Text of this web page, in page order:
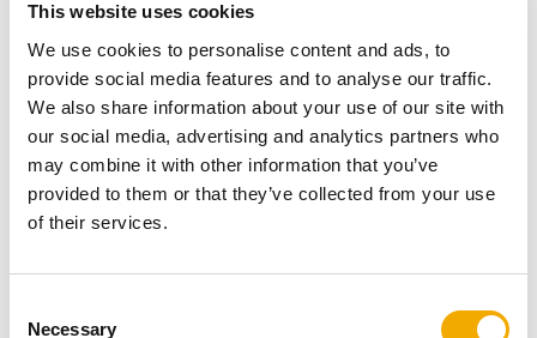
This website uses cookies
We use cookies to personalise content and ads, to
provide social media features and to analyse our traffic.
We also share information about your use of our site with
our social media, advertising and analytics partners who
may combine it with other information that you’ve
provided to them or that they’ve collected from your use
of their services.
Necessary
Več časa preživimo doma